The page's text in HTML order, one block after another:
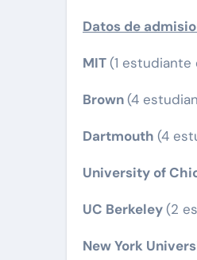
Datos de
MIT(1 estudiante
Brown(4
Dartmouth (4
University of
UC Berkeley(2
New York